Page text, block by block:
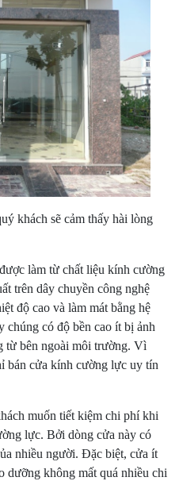
khách sẽ cảm thấy hài lòng
làm từ chất liệu kính cường
trên dây chuyền công nghệ
độ cao và làm mát bằng hệ
có độ bền cao ít bị ảnh
từ bên ngoài môi trường. Vì
bán cửa kính cường lực uy tín
muốn tiết kiệm chi phí khi
lực. Bởi dòng cửa này có
nhiều người. Đặc biệt, cửa ít
dưỡng không mất quá nhiều chi